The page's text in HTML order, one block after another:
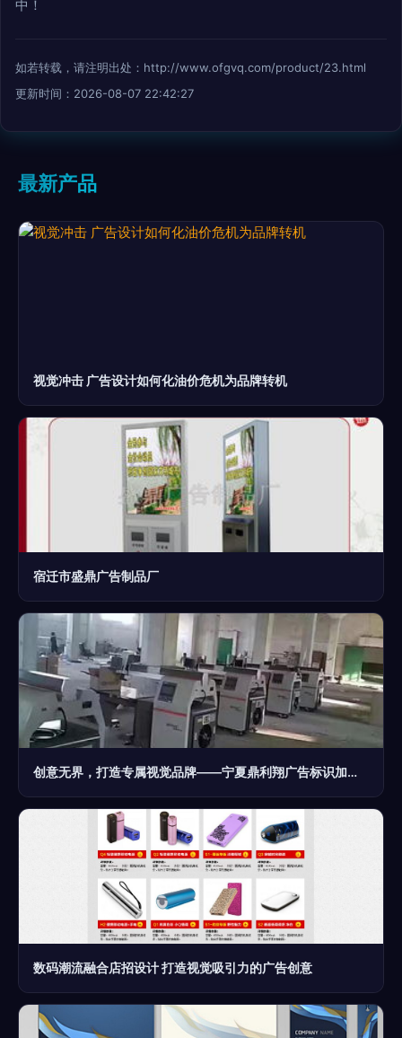
中！
如若转载，请注明出处：http://www.ofgvq.com/product/23.html
更新时间：2026-08-07 22:42:27
最新产品
视觉冲击 广告设计如何化油价危机为品牌转机
宿迁市盛鼎广告制品厂
创意无界，打造专属视觉品牌——宁夏鼎利翔广告标识加工厂的设计之道
数码潮流融合店招设计 打造视觉吸引力的广告创意